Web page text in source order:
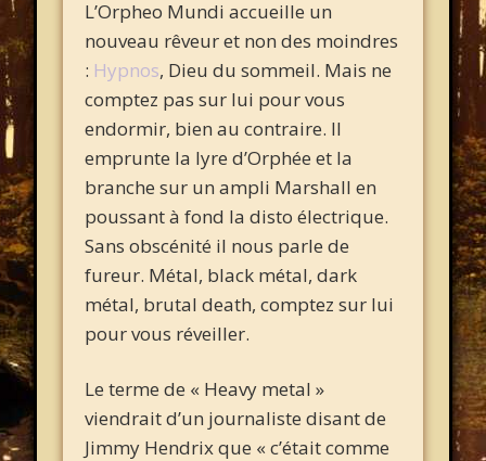
L’Orpheo Mundi accueille un
nouveau rêveur et non des moindres
: Hypnos, Dieu du sommeil. Mais ne
comptez pas sur lui pour vous
endormir, bien au contraire. Il
emprunte la lyre d’Orphée et la
branche sur un ampli Marshall en
poussant à fond la disto électrique.
Sans obscénité il nous parle de
fureur. Métal, black métal, dark
métal, brutal death, comptez sur lui
pour vous réveiller.
Le terme de « Heavy metal »
viendrait d’un journaliste disant de
Jimmy Hendrix que « c’était comme